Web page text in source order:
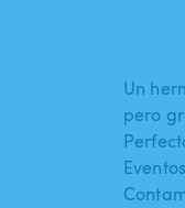
Un
pero